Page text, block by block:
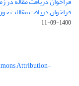
فراخوان دریافت مقالات
1400-09-11
Attribution-